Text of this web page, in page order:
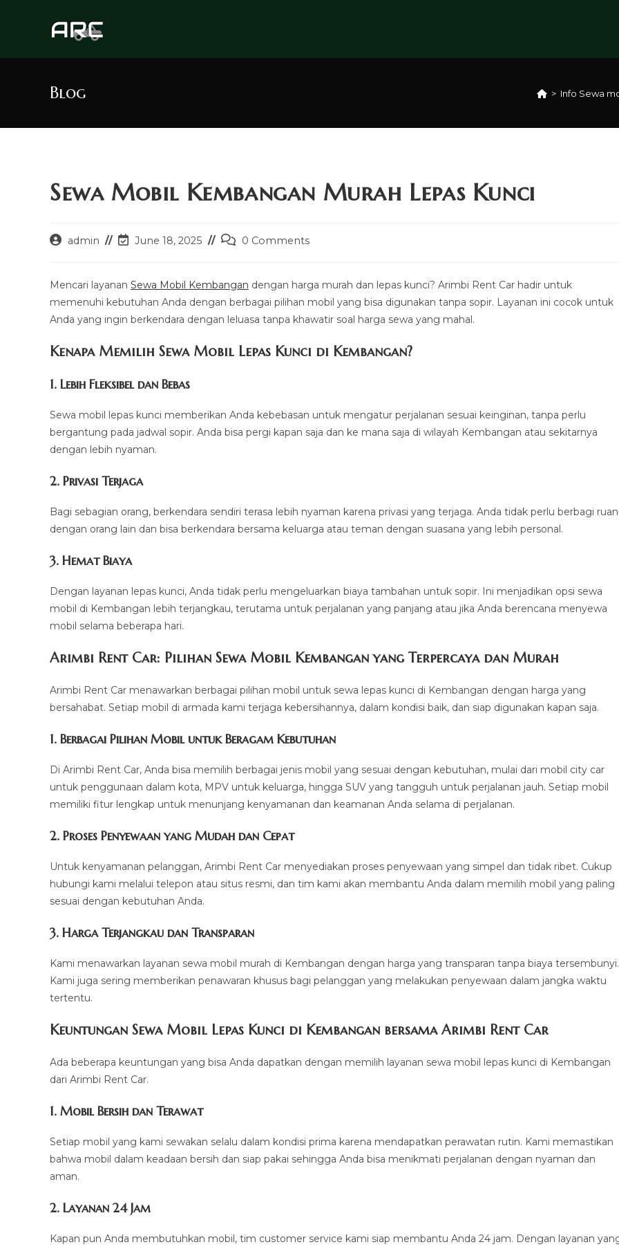
Blog > Info Sewa
Sewa Mobil Kembangan Murah Lepas Kunci
Postadmin
PostJune 18, 2025
Post0 Comments
Mencari layanan Sewa Mobil Kembangan dengan harga murah dan lepas kunci? Arimbi Rent Car hadir untuk
memenuhi kebutuhan Anda dengan berbagai pilihan mobil yang bisa digunakan tanpa sopir. Layanan ini cocok untuk
Anda yang ingin berkendara dengan leluasa tanpa khawatir soal harga sewa yang mahal.
Kenapa Memilih Sewa Mobil Lepas Kunci di Kembangan?
1. Lebih Fleksibel dan Bebas
Sewa mobil lepas kunci memberikan Anda kebebasan untuk mengatur perjalanan sesuai keinginan, tanpa perlu
bergantung pada jadwal sopir. Anda bisa pergi kapan saja dan ke mana saja di wilayah Kembangan atau sekitarnya
dengan lebih nyaman.
2. Privasi Terjaga
Bagi sebagian orang, berkendara sendiri terasa lebih nyaman karena privasi yang terjaga. Anda tidak perlu berbagi
dengan orang lain dan bisa berkendara bersama keluarga atau teman dengan suasana yang lebih personal.
3. Hemat Biaya
Dengan layanan lepas kunci, Anda tidak perlu mengeluarkan biaya tambahan untuk sopir. Ini menjadikan opsi sewa
mobil di Kembangan lebih terjangkau, terutama untuk perjalanan yang panjang atau jika Anda berencana menyewa
mobil selama beberapa hari.
Arimbi Rent Car: Pilihan Sewa Mobil Kembangan yang Terpercaya dan Murah
Arimbi Rent Car menawarkan berbagai pilihan mobil untuk sewa lepas kunci di Kembangan dengan harga yang
bersahabat. Setiap mobil di armada kami terjaga kebersihannya, dalam kondisi baik, dan siap digunakan kapan saja.
1. Berbagai Pilihan Mobil untuk Beragam Kebutuhan
Di Arimbi Rent Car, Anda bisa memilih berbagai jenis mobil yang sesuai dengan kebutuhan, mulai dari mobil city car
untuk penggunaan dalam kota, MPV untuk keluarga, hingga SUV yang tangguh untuk perjalanan jauh. Setiap mobil
memiliki fitur lengkap untuk menunjang kenyamanan dan keamanan Anda selama di perjalanan.
2. Proses Penyewaan yang Mudah dan Cepat
Untuk kenyamanan pelanggan, Arimbi Rent Car menyediakan proses penyewaan yang simpel dan tidak ribet. Cukup
hubungi kami melalui telepon atau situs resmi, dan tim kami akan membantu Anda dalam memilih mobil yang paling
sesuai dengan kebutuhan Anda.
3. Harga Terjangkau dan Transparan
Kami menawarkan layanan sewa mobil murah di Kembangan dengan harga yang transparan tanpa biaya tersembunyi.
Kami juga sering memberikan penawaran khusus bagi pelanggan yang melakukan penyewaan dalam jangka waktu
tertentu.
Keuntungan Sewa Mobil Lepas Kunci di Kembangan bersama Arimbi Rent Car
Ada beberapa keuntungan yang bisa Anda dapatkan dengan memilih layanan sewa mobil lepas kunci di Kembangan
dari Arimbi Rent Car.
1. Mobil Bersih dan Terawat
Setiap mobil yang kami sewakan selalu dalam kondisi prima karena mendapatkan perawatan rutin. Kami memastikan
bahwa mobil dalam keadaan bersih dan siap pakai sehingga Anda bisa menikmati perjalanan dengan nyaman dan
aman.
2. Layanan 24 Jam
Kapan pun Anda membutuhkan mobil, tim customer service kami siap membantu Anda 24 jam. Dengan layanan